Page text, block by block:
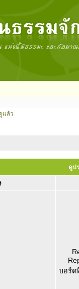
แล้ว
ดูป
บอร์ด